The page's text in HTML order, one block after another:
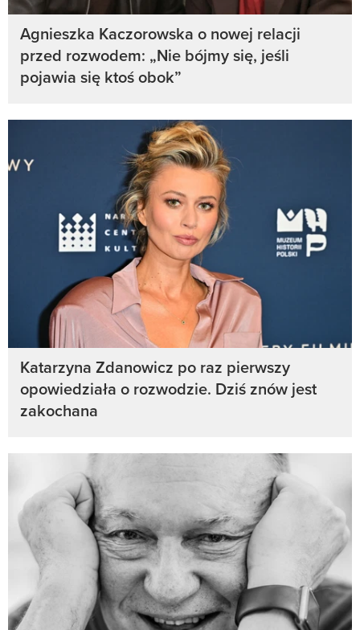
Agnieszka Kaczorowska o nowej relacji
przed rozwodem: „Nie bójmy się, jeśli
pojawia się ktoś obok”
Katarzyna Zdanowicz po raz pierwszy
opowiedziała o rozwodzie. Dziś znów jest
zakochana